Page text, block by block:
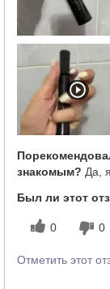
знакомым? Да,
Был ли этот
0 0
Отметить этот